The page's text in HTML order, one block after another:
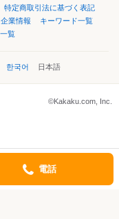
特定商取引法に基づく表記
企業情報
キーワード一覧
覧
한국어 日本語
©Kakaku.com, Inc.
電話